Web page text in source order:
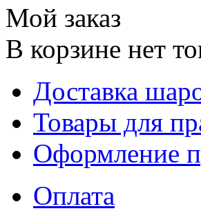
Мой заказ
В корзине нет
Доставка
Товары для
Оформление
Оплата